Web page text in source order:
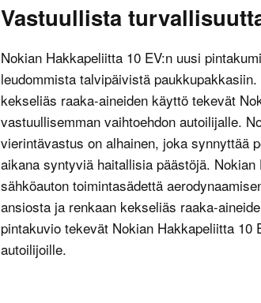
Vastuullista
Nokian Hakkapeliitta 10 EV:n uusi
leudommista talvipäivistä
kekseliäs raaka-aineiden käyttö tekevät
vastuullisemman vaihtoehdon autoilijalle.
vierintävastus on alhainen, joka synnyttää
aikana syntyviä haitallisia päästöjä.
sähköauton toimintasädettä
ansiosta ja renkaan kekseliäs raaka-
pintakuvio tekevät Nokian Hakkapeliitta 10
autoilijoille.